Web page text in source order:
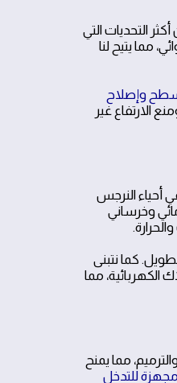
التحديات التي
مما يتيح لنا
وإصلاح
الارتفاع غير
أحياء النرجس
وخرساني
كما نتبنى
الكهربائية، مما
مما يمنح
للتدخل